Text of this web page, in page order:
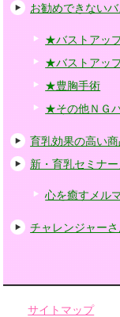
お勧めできない
★バストアッ
★バストアッ
★豊胸手術
★その他ＮＧ
育乳効果の高い商
新・育乳セミナ
心を癒すメル
チャレンジャー
サイトマップ